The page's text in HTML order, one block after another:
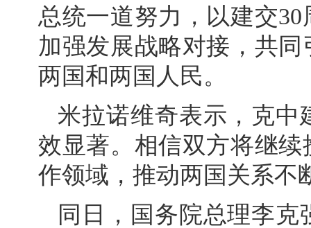
总统一道努力，以建交
加强发展战略对接，共
两国和两国人民。
米拉诺维奇表示，克中
效显著。相信双方将继
作领域，推动两国关系不
同日，国务院总理李